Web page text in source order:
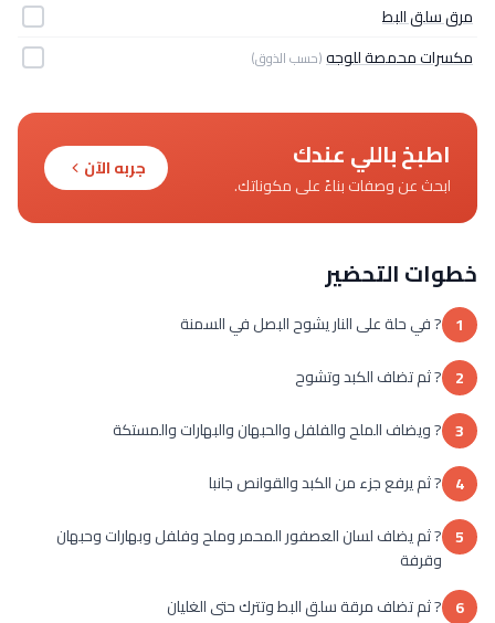
مرق سلق البط
مكسرات محمصة للوجه(حسب الذوق)
اطبخ باللي عندك
ابحث عن وصفات بناءً على مكوناتك.
جربه الآن
خطوات التحضير
1 ? في حلة على النار يشوح البصل في السمنة
2 ? ثم تضاف الكبد وتشوح
3 ? ويضاف الملح والفلفل والحبهان والبهارات والمستكة
4 ? ثم يرفع جزء من الكبد والقوانص جانبا
5 ? ثم يضاف لسان العصفور المحمر وملح وفلفل وبهارات وحبهان
وقرفة
6 ? ثم تضاف مرقة سلق البط وتترك حتى الغليان